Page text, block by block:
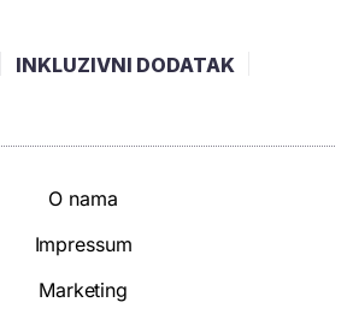
INKLUZIVNI DODATAK
O nama
Impressum
Marketing